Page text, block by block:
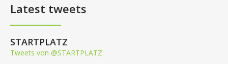
Latest tweets
STARTPLATZ
Tweets von @STARTPLATZ